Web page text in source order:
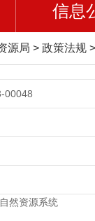
信息
源局 > 政策法规 >
00048
然资源系统